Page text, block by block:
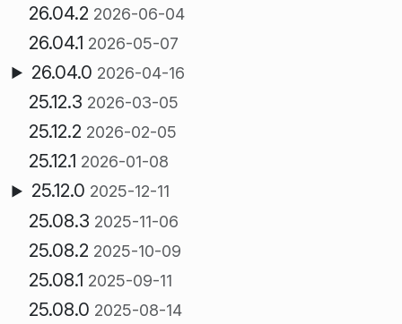
26.04.2 2026-06-04
26.04.1 2026-05-07
26.04.0 2026-04-16
25.12.3 2026-03-05
25.12.2 2026-02-05
25.12.1 2026-01-08
25.12.0 2025-12-11
25.08.3 2025-11-06
25.08.2 2025-10-09
25.08.1 2025-09-11
25.08.0 2025-08-14